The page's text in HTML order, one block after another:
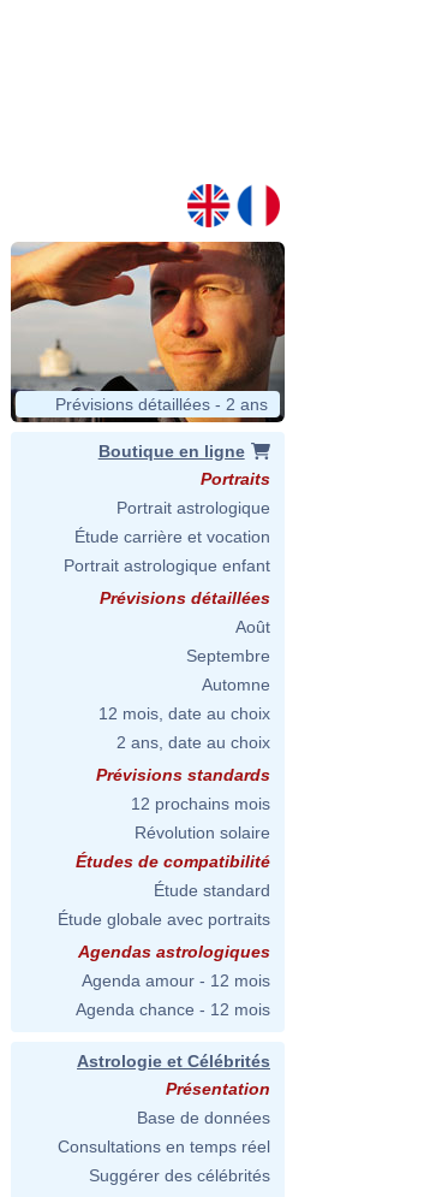
Prévisions détaillées - 2 ans
Boutique en ligne
Portraits
Portrait astrologique
Étude carrière et vocation
Portrait astrologique enfant
Prévisions détaillées
Août
Septembre
Automne
12 mois, date au choix
2 ans, date au choix
Prévisions standards
12 prochains mois
Révolution solaire
Études de compatibilité
Étude standard
Étude globale avec portraits
Agendas astrologiques
Agenda amour - 12 mois
Agenda chance - 12 mois
Astrologie et Célébrités
Présentation
Base de données
Consultations en temps réel
Suggérer des célébrités